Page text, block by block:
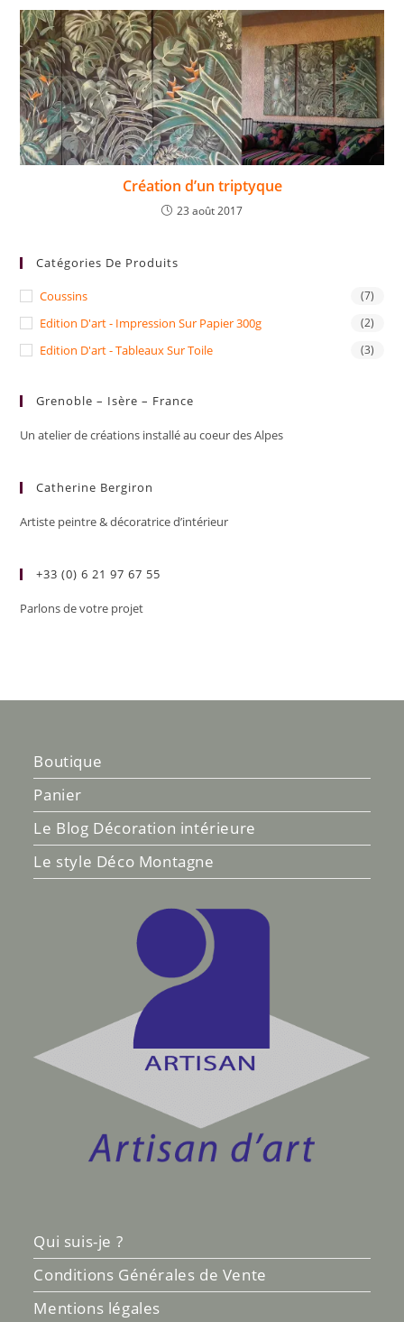
Création d’un triptyque
23 août 2017
Catégories De Produits
Coussins (7)
Edition D'art - Impression Sur Papier 300g (2)
Edition D'art - Tableaux Sur Toile (3)
Grenoble – Isère – France
Un atelier de créations installé au coeur des Alpes
Catherine Bergiron
Artiste peintre & décoratrice d’intérieur
+33 (0) 6 21 97 67 55
Parlons de votre projet
Boutique
Panier
Le Blog Décoration intérieure
Le style Déco Montagne
Qui suis-je ?
Conditions Générales de Vente
Mentions légales